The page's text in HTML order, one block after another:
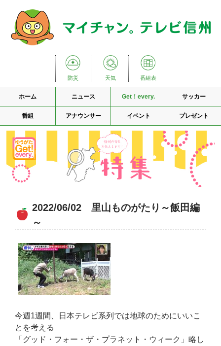
防災 天気 番組表
ホーム ニュース Get！every. サッカー
番組 アナウンサー イベント プレゼント
2022/06/02 里山ものがたり～飯田編
～
今週1週間、日本テレビ系列では地球のためにいいこ
とを考える
「グッド・フォー・ザ・プラネット・ウィーク」略し